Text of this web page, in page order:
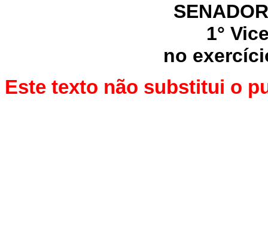
1°
no
Este texto não substitui o